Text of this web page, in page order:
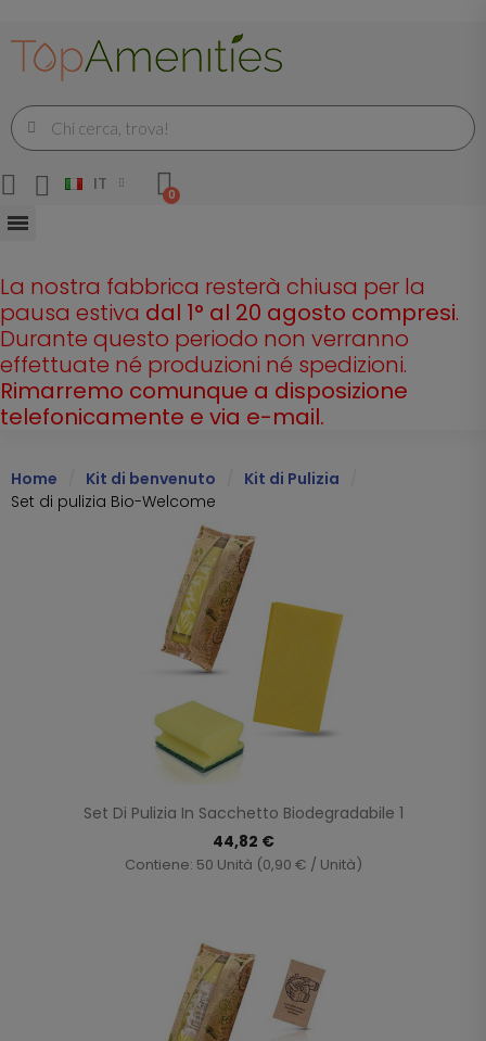
IT
La nostra fabbrica resterà chiusa per la
pausa estiva dal 1° al 20 agosto compresi.
Durante questo periodo non verranno
effettuate né produzioni né spedizioni.
Rimarremo comunque a disposizione
telefonicamente e via e-mail.
Home Kit di benvenuto
Kit di Pulizia
Set di pulizia Bio-Welcome
Set Di Pulizia In Sacchetto Biodegradabile 1
44,82 €
Contiene: 50 Unità (0,90 € / Unità)